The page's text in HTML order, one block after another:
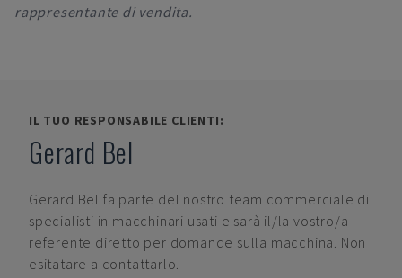
rappresentante di vendita.
IL TUO RESPONSABILE CLIENTI:
Gerard Bel
Gerard Bel fa parte del nostro team commerciale di
specialisti in macchinari usati e sarà il/la vostro/a
referente diretto per domande sulla macchina. Non
esitatare a contattarlo.